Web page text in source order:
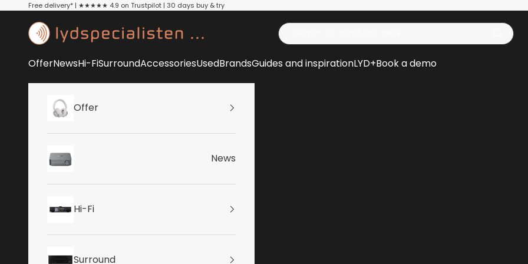
Skip to content
Free delivery* | ★★★★★ 4.9 on Trustpilot | 30 days buy & try
Lydspecialisten
OfferNewsHi-FiSurroundAccessoriesUsedBrandsGuides and inspirationLYD+Book a demo
Offer
News
Hi-Fi
Surround